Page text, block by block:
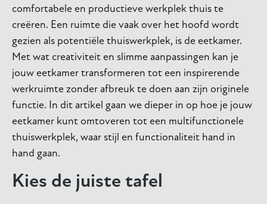
comfortabele en productieve werkplek thuis te
creëren. Een ruimte die vaak over het hoofd wordt
gezien als potentiële thuiswerkplek, is de eetkamer.
Met wat creativiteit en slimme aanpassingen kan je
jouw eetkamer transformeren tot een inspirerende
werkruimte zonder afbreuk te doen aan zijn originele
functie. In dit artikel gaan we dieper in op hoe je jouw
eetkamer kunt omtoveren tot een multifunctionele
thuiswerkplek, waar stijl en functionaliteit hand in
hand gaan.
Kies de juiste tafel